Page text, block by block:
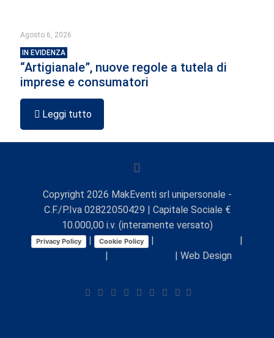
Agosto 6, 2026
IN EVIDENZA
“Artigianale”, nuove regole a tutela di
imprese e consumatori
Leggi tutto
Copyright 2026 MakEventi srl unipersonale -
C.F./P.Iva 02822050429 | Capitale Sociale €
10.000,00 i.v. (interamente versato)
Privacy Policy Cookie Policy
| Web Design